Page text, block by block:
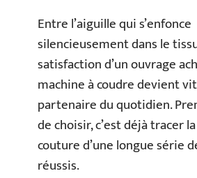
Entre l’aiguille qui s’enfonce
silencieusement dans le
satisfaction d’un ouvrage
machine à coudre devient
partenaire du quotidien.
de choisir, c’est déjà tracer
couture d’une longue série
réussis.